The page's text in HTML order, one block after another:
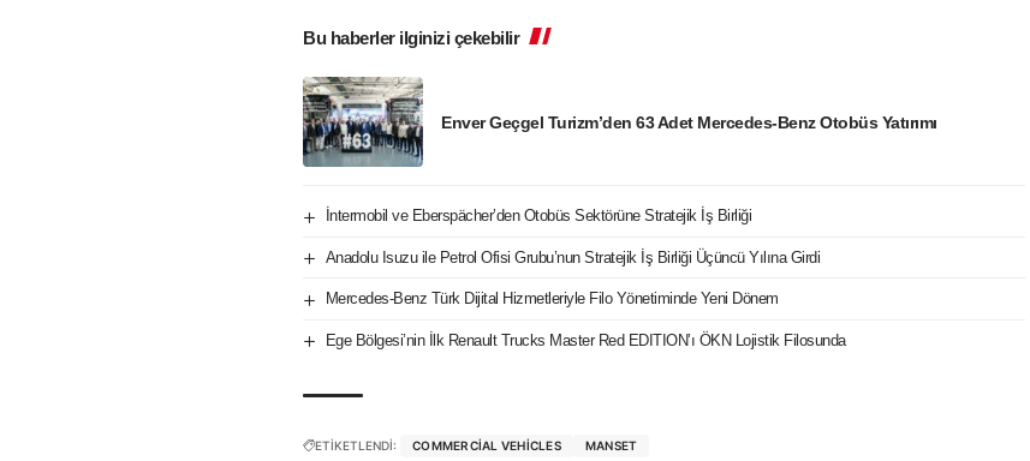
Bu haberler ilginizi çekebilir
Enver Geçgel Turizm’den 63 Adet Mercedes-Benz Otobüs Yatırımı
İntermobil ve Eberspächer’den Otobüs Sektörüne Stratejik İş Birliği
Anadolu Isuzu ile Petrol Ofisi Grubu’nun Stratejik İş Birliği Üçüncü Yılına Girdi
Mercedes-Benz Türk Dijital Hizmetleriyle Filo Yönetiminde Yeni Dönem
Ege Bölgesi’nin İlk Renault Trucks Master Red EDITION’ı ÖKN Lojistik Filosunda
ETİKETLENDİ: COMMERCIAL VEHICLES MANSET